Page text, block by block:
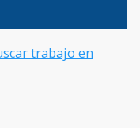
trabajo en